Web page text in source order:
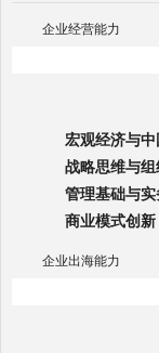
企业经营能力
宏观经济与
战略思维与组
管理基础与实
商业模式创新
企业出海能力